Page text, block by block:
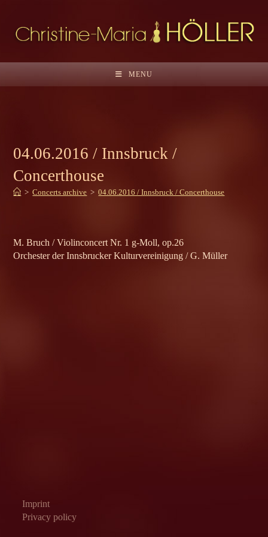
content
MENU
04.06.2016 / Innsbruck /
Concerthouse
> Concerts archive > 04.06.2016 / Innsbruck / Concerthouse
M. Bruch / Violinconcert Nr. 1 g-Moll, op.26
Orchester der Innsbrucker Kulturvereinigung / G. Müller
Imprint
Privacy policy